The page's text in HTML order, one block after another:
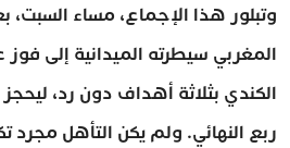
وتبلور هذا الإجماع، مساء السبت،
المغربي سيطرته الميدانية إلى
الكندي بثلاثة أهداف دون رد، ليحجز
ربع النهائي. ولم يكن التأهل مجرد